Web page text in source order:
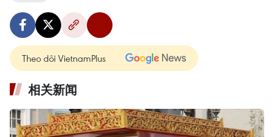
Theo dõi VietnamPlus
相关新闻